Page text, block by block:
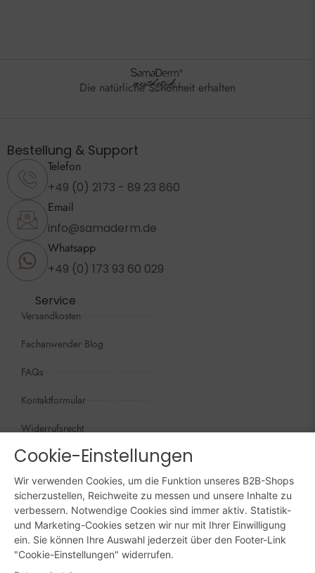
Die natürliche Schönheit erhalten
Bestellung & Support
Telefon
+49 (0) 2173 - 89 23 860
Email
info@samaderm.de
Whatsapp
+49 (0) 173 93 60 029
Service
Versandkosten
Fachanwender Blog
FAQs
Kontaktformular
Widerrufsrecht
Öffnungszeiten
Wir sind persönlich, für Sie da:
Mo - Do: 09:00 - 16:00 Uhr
Fr: 09:00 - 15:00 Uhr
Sa + So: geschlossen
Cookie-Einstellungen
Wir verwenden Cookies, um die Funktion unseres B2B-Shops
sicherzustellen, Reichweite zu messen und unsere Inhalte zu
verbessern. Notwendige Cookies sind immer aktiv. Statistik-
und Marketing-Cookies setzen wir nur mit Ihrer Einwilligung
ein. Sie können Ihre Auswahl jederzeit über den Footer-Link
"Cookie-Einstellungen" widerrufen.